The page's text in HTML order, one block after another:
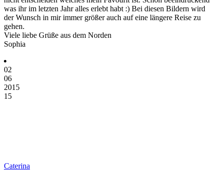
was ihr im letzten Jahr alles erlebt habt :) Bei diesen Bildern wird
der Wunsch in mir immer größer auch auf eine längere Reise zu
gehen.
Viele liebe Grüße aus dem Norden
Sophia
02
06
2015
15
Caterina